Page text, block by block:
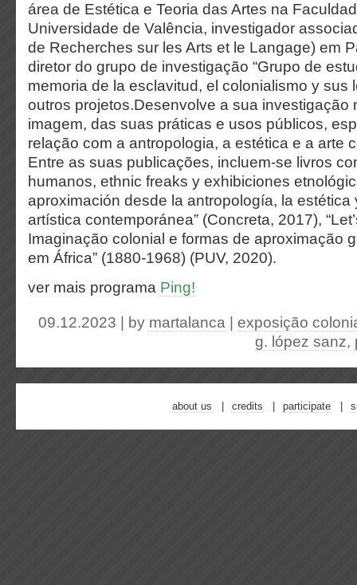
área de Estética e Teoria das Artes na
Universidade de Valência, investigador
de Recherches sur les Arts et le Langage) em
diretor do grupo de investigação “Grupo de
memoria de la esclavitud, el colonialismo y sus
outros projetos.Desenvolve a sua investigação
imagem, das suas práticas e usos públicos,
relação com a antropologia, a estética e a arte
Entre as suas publicações, incluem-se livros
humanos, ethnic freaks y exhibiciones
aproximación desde la antropología, la estética
artística contemporánea” (Concreta, 2017),
Imaginação colonial e formas de aproximação
em África” (1880-1968) (PUV, 2020).
ver mais programa Ping!
09.12.2023 | by martalanca
exposição
g. lópez sanz,
about us credits participate